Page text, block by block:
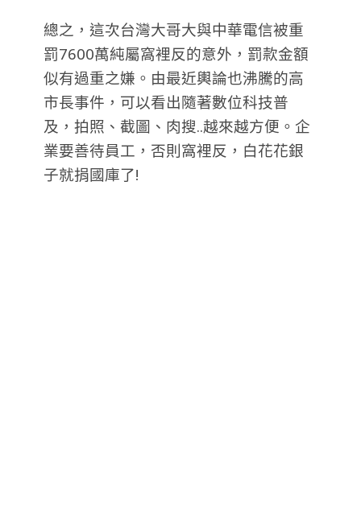
總之，這次台灣大哥大與中華電信被重
罰7600萬純屬窩裡反的意外，罰款金額
似有過重之嫌。由最近輿論也沸騰的高
市長事件，可以看出隨著數位科技普
及，拍照、截圖、肉搜..越來越方便。企
業要善待員工，否則窩裡反，白花花銀
子就捐國庫了!